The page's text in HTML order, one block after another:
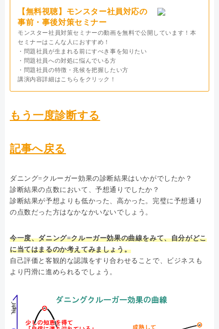
【無料視聴】モンスター社員対応の
事前・事後対策セミナー
モンスター社員対策セミナーの動画を無料で公開しています！本
セミナーはこんな人におすすめ！
・問題社員が生まれる前にすべき事を知りたい
・問題社員への対処に悩んでいる方
・問題社員の特徴・兆候を把握したい方
講演内容詳細はこちらをクリック！
もう一度診断する
記事へ戻る
ダニング=クルーガー効果の診断結果はいかがでしたか？
診断結果の点数において、予想通りでしたか？
診断結果が予想よりも低かった、高かった。完璧に予想通り
の点数だった方はなかなかいないでしょう。
今一度、ダニング=クルーガー効果の曲線をみて、自分がどこ
に当てはまるのか考えてみましょう。
自己評価と客観的な認識をすり合わせることで、ビジネスも
より円滑に進められるでしょう。